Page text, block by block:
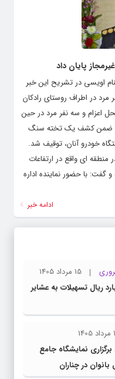
پایان داد
اویسی در تشریح این خبر
پی اطلاع از حفاری غیر مجاز ۳ نفر مرد در اطراف روستای رادکان
اعزام و سه نفر مرد در حین
و ضمن کشف یک تخته سنگ
خودرو آنان، توقیف شد.
ای واقع در ارتفاعات
گفت: با حضور نماینده اداره
ادامه خبر
15 مرداد 1405
۸۵ میلیارد ریال تسهیلات به عشایر
برگزاری نمایشگاه جامع
در چناران